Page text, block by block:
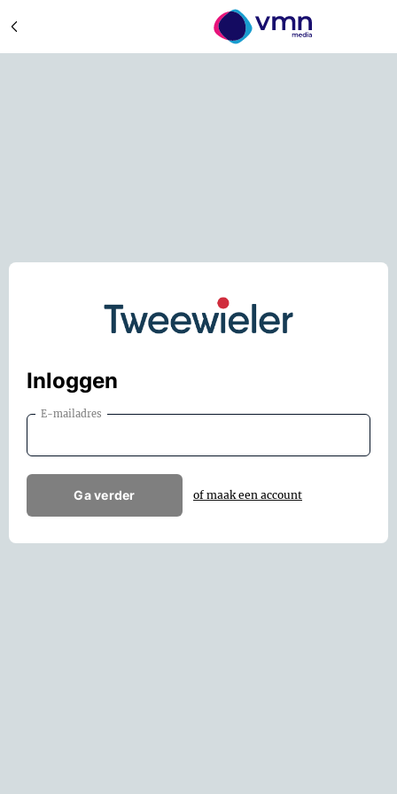
Inloggen
E-mailadres
Ga verder of maak een account